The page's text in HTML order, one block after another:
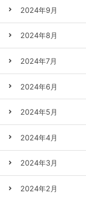
2024年9月
2024年8月
2024年7月
2024年6月
2024年5月
2024年4月
2024年3月
2024年2月